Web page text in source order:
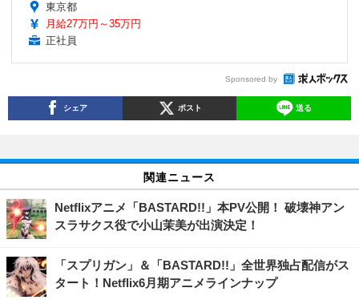
東京都
月給27万円～35万円
正社員
Sponsored by
シェア ポスト 送る
関連ニュース
Netflixアニメ「BASTARD!!」本PV公開！ 破壊神アン
スラサクス役で小山茉美が出演決定！
「スプリガン」＆「BASTARD!!」全世界独占配信がス
タート！Netflix6月期アニメラインナップ